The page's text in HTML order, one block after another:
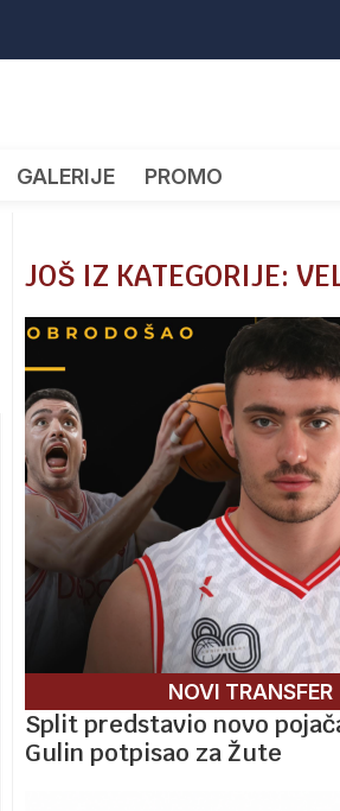
GALERIJE PROMO
JOŠ IZ KATEGORIJE:
NOVI TRANSFER
Split predstavio novo
Gulin potpisao za Žute